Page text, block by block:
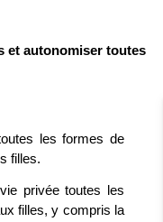
et autonomiser toutes
les formes de
filles.
privée toutes les
filles, y compris la